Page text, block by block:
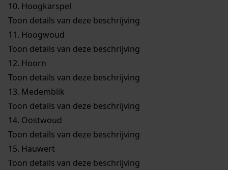
10. Hoogkarspel
Toon details van deze beschrijving
11. Hoogwoud
Toon details van deze beschrijving
12. Hoorn
Toon details van deze beschrijving
13. Medemblik
Toon details van deze beschrijving
14. Oostwoud
Toon details van deze beschrijving
15. Hauwert
Toon details van deze beschrijving